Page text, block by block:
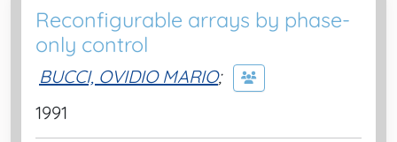
Reconfigurable arrays by phase-
only control
BUCCI, OVIDIO MARIO;
1991